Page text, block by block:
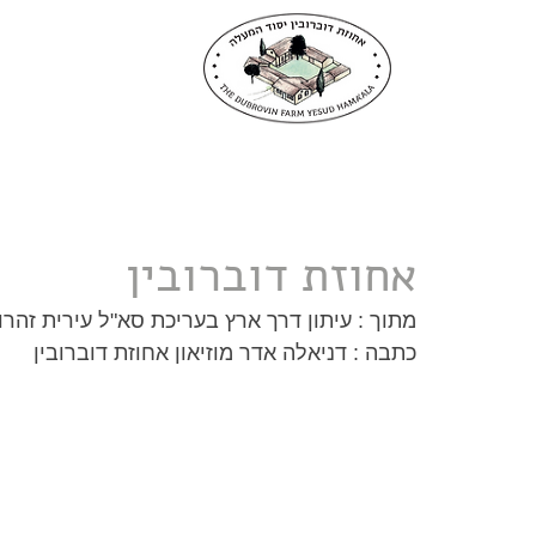
אחוזת דוברובין
מתוך : עיתון דרך ארץ בעריכת סא"ל עירית
כתבה : דניאלה אדר מוזיאון אחוזת דוברובין